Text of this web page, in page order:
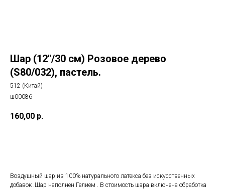
Шар (12''/30 см) Розовое дерево
(S80/032), пастель.
512 (Китай)
ш00086
160,00 р.
Воздушный шар из 100% натурального латекса без искусственных
добавок .Шар наполнен Гелием . В стоимость шара включена обработка